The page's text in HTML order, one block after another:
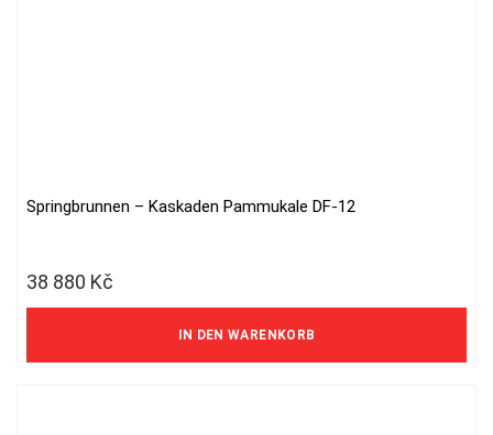
Springbrunnen – Kaskaden Pammukale DF-12
38 880 Kč
IN DEN WARENKORB